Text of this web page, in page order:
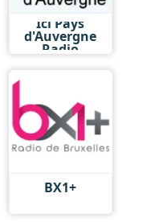
Ici Pays
d'Auvergne
Radio
BX1+